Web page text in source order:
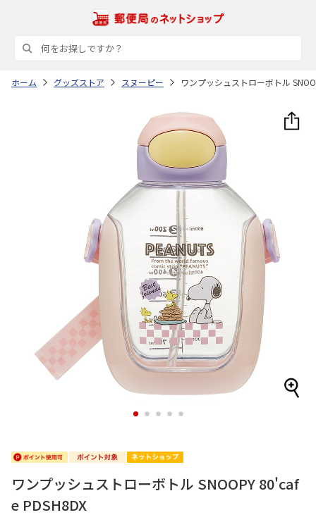
ホーム グッズストア スヌーピー ワンプッシュストローボトル
1 2 3 4 5
ワンプッシュストローボトル SNOOPY 80'caf
e PDSH8DX